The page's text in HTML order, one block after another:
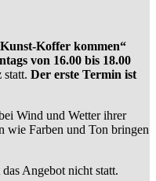
Koffer kommen“
von 16.00 bis 18.00
statt. Der erste Termin ist
Wind und Wetter ihrer
wie Farben und Ton bringen
Angebot nicht statt.